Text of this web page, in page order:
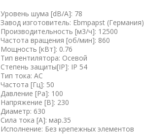
Уровень шума [dB/A]: 78
Завод изготовитель: Ebmpapst (Германия)
Производительность [м3/ч]: 12500
Частота вращения [об/мин]: 860
Мощность [кВт]: 0.76
Тип вентилятора: Осевой
Степень защиты[IP]: IP 54
Тип тока: AC
Частота [Гц]: 50
Давление [Pa]: 100
Напряжение [B]: 230
Диаметр: 630
Сила тока [А]: мар.35
Исполнение: Без крепежных элементов